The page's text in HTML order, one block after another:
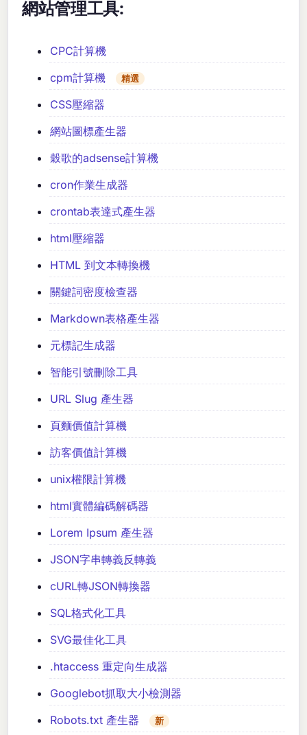
網站管理工具:
CPC計算機
cpm計算機
精選
CSS壓縮器
網站圖標產生器
穀歌的adsense計算機
cron作業生成器
crontab表達式產生器
html壓縮器
HTML 到文本轉換機
關鍵詞密度檢查器
Markdown表格產生器
元標記生成器
智能引號刪除工具
URL Slug 產生器
頁麵價值計算機
訪客價值計算機
unix權限計算機
html實體編碼解碼器
Lorem Ipsum 產生器
JSON字串轉義反轉義
cURL轉JSON轉換器
SQL格式化工具
SVG最佳化工具
.htaccess 重定向生成器
Googlebot抓取大小檢測器
Robots.txt 產生器
新